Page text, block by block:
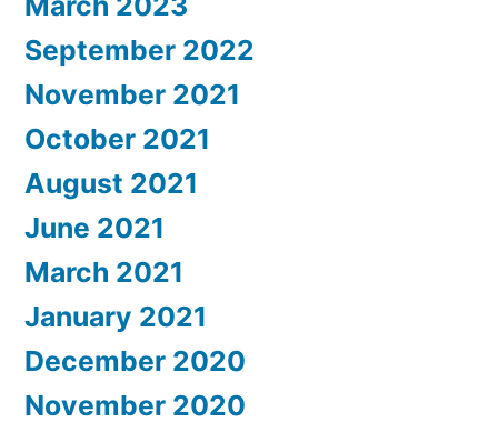
September 2022
November 2021
October 2021
August 2021
June 2021
March 2021
January 2021
December 2020
November 2020